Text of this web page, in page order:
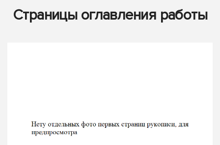
Страницы оглавления работы